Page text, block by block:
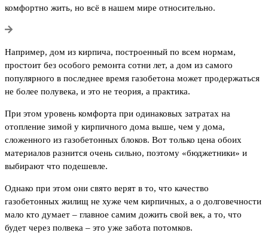
комфортно жить, но всё в нашем мире относительно.
Например, дом из кирпича, построенный по всем нормам,
простоит без особого ремонта сотни лет, а дом из самого
популярного в последнее время газобетона может продержаться
не более полувека, и это не теория, а практика.
При этом уровень комфорта при одинаковых затратах на
отопление зимой у кирпичного дома выше, чем у дома,
сложенного из газобетонных блоков. Вот только цена обоих
материалов разнится очень сильно, поэтому «бюджетники» и
выбирают что подешевле.
Однако при этом они свято верят в то, что качество
газобетонных жилищ не хуже чем кирпичных, а о долговечности
мало кто думает – главное самим дожить свой век, а то, что
будет через полвека – это уже забота потомков.